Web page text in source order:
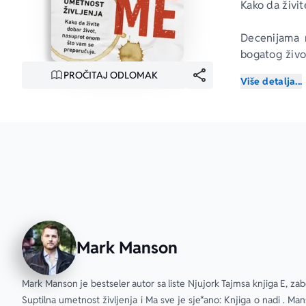
PROČITAJ ODLOMAK
Kako da
bogatog
da bude
Ljudska
društvu
nas
naše
da
Postoji
su nam
činimo od
Više detalja...
Mark Manson
Mark Manson je bestseler autor sa liste Njujork Tajmsa knjiga E,
Suptilna umetnost življenja i Ma sve je sje*ano: Knjiga o nadi .